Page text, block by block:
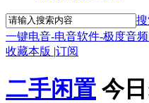
一键电音-电音软件-极度音频
收藏本版 |订阅
二手闲置 今